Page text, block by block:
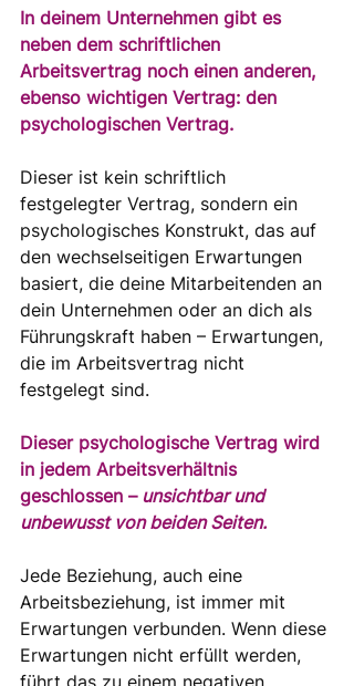
In deinem Unternehmen gibt es
neben dem schriftlichen
Arbeitsvertrag noch einen anderen,
ebenso wichtigen Vertrag: den
psychologischen Vertrag.
Dieser ist kein schriftlich
festgelegter Vertrag, sondern ein
psychologisches Konstrukt, das auf
den wechselseitigen Erwartungen
basiert, die deine Mitarbeitenden an
dein Unternehmen oder an dich als
Führungskraft haben – Erwartungen,
die im Arbeitsvertrag nicht
festgelegt sind.
Dieser psychologische Vertrag wird
in jedem Arbeitsverhältnis
geschlossen – unsichtbar und
unbewusst von beiden Seiten.
Jede Beziehung, auch eine
Arbeitsbeziehung, ist immer mit
Erwartungen verbunden. Wenn diese
Erwartungen nicht erfüllt werden,
führt das zu einem negativen